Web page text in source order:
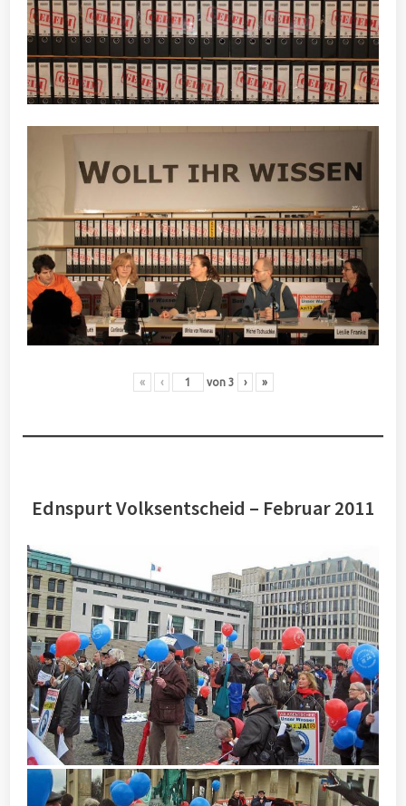
« ‹ von 3 › »
Ednspurt Volksentscheid – Februar 2011